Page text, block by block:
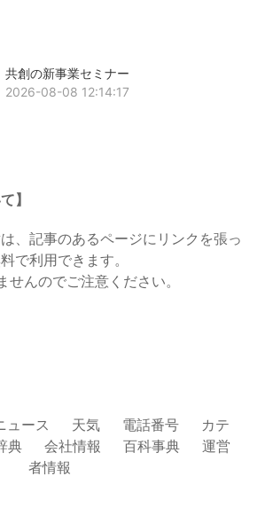
共創の新事業セミナー
2026-08-08 12:14:17
】
、記事のあるページにリンクを張っ
で利用できます。
んのでご注意ください。
ュース 天気 電話番号
カテ
典 会社情報 百科事典
運営
者情報